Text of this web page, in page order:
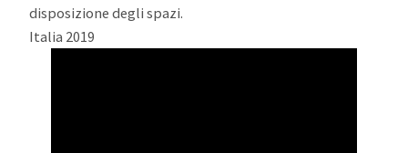
disposizione degli spazi.
Italia 2019